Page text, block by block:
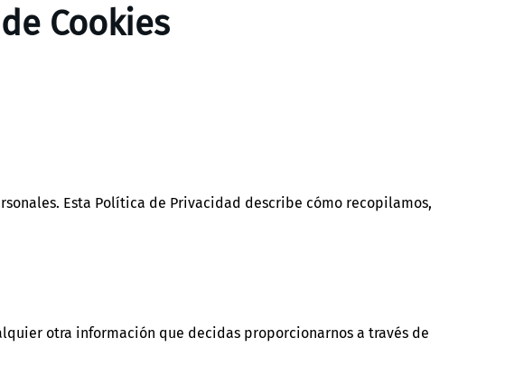
Cookies
Esta Política de Privacidad describe cómo recopilamos,
otra información que decidas proporcionarnos a través de